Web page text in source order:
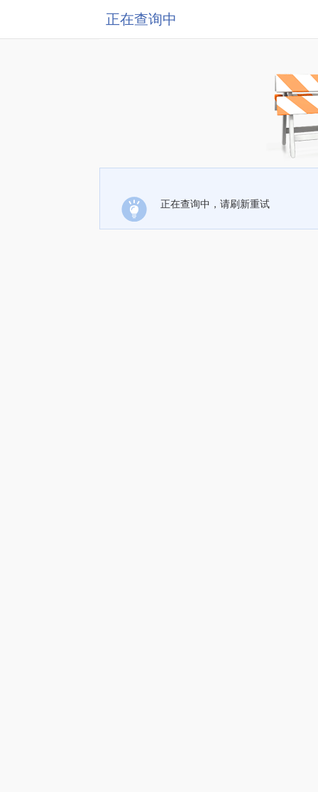
正在查询中
正在查询中，请刷新重试